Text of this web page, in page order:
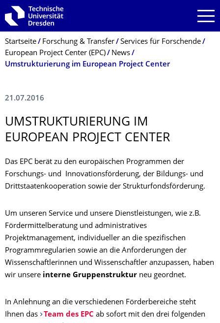
Zur Hauptnavigation springen
Zur Suche springen
Zum Inhalt springen
Breadcrumb-Menü
Startseite Forschung & Transfer
Services für Forschende
European Project Center (EPC)
News
Umstrukturierung im European Project Center
21.07.2016
UMSTRUKTURIE­RUNG IM
EUROPEAN PROJECT CENTER
Das EPC berät zu den europäischen Programmen der
Forschungs- und Innovationsförderung, der Bildungs- und
Drittstaatenkooperation sowie der Strukturfondsförderung.
Um unseren Service und unsere Dienstleistungen, wie z.B.
Fördermittelberatung und administratives
Projektmanagement, individueller an die spezifischen
Programmregularien sowie an die Anforderungen der
Wissenschaftlerinnen und Wissenschaftler anzupassen, haben
wir unsere interne Gruppenstruktur neu geordnet.
In Anlehnung an die verschiedenen Förderbereiche steht
Ihnen das
Team des EPC ab sofort mit den drei folgenden